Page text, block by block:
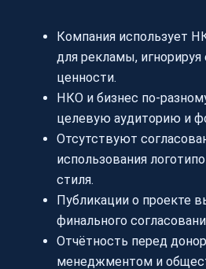
Компания использует
для рекламы,
ценности.
НКО и бизнес по-
целевую аудиторию и
Отсутствуют
использования
стиля.
Публикации о проекте
финального
Отчётность перед
менеджментом и